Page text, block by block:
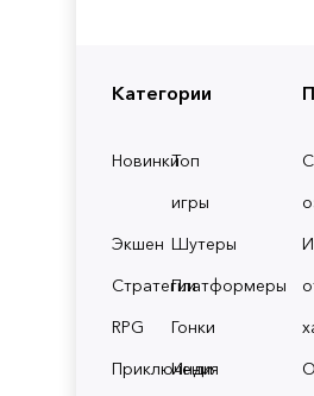
Категории
НовинкиТоп
игры
Экшен Шутеры
СтратегииПлатформеры
RPG
Гонки
Приключения
Инди